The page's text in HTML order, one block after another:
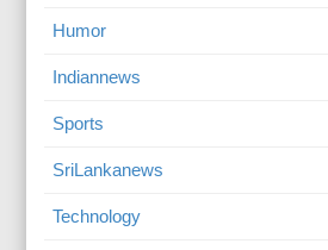
Humor
Indiannews
Sports
SriLankanews
Technology